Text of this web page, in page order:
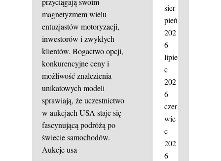
magnetyzmem wielu
entuzjastów motoryzacji,
inwestorów i zwykłych
klientów. Bogactwo opcji,
konkurencyjne ceny i
możliwość znalezienia
unikatowych modeli
sprawiają, że uczestnictwo
w aukcjach USA staje się
fascynującą podróżą po
świecie samochodów.
Aukcje usa
sier
pień
202
6
lipie
c
202
6
czer
wie
c
202
6